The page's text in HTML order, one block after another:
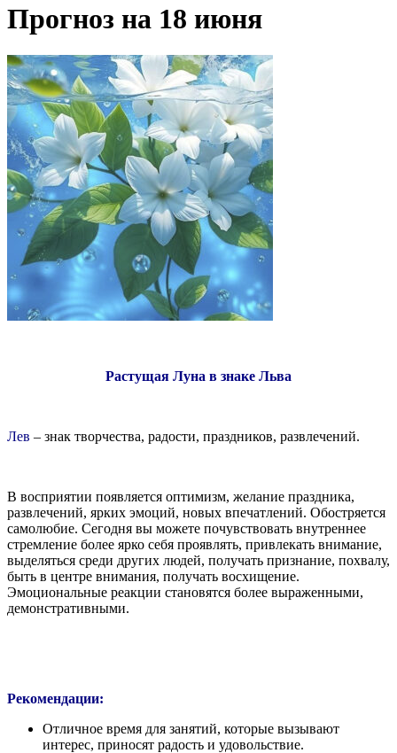
Прогноз на 18 июня
Растущая Луна в знаке Льва
Лев – знак творчества, радости, праздников, развлечений.
В восприятии появляется оптимизм, желание праздника,
развлечений, ярких эмоций, новых впечатлений. Обостряется
самолюбие. Сегодня вы можете почувствовать внутреннее
стремление более ярко себя проявлять, привлекать внимание,
выделяться среди других людей, получать признание, похвалу,
быть в центре внимания, получать восхищение.
Эмоциональные реакции становятся более выраженными,
демонстративными.
Рекомендации:
Отличное время для занятий, которые вызывают
интерес, приносят радость и удовольствие.